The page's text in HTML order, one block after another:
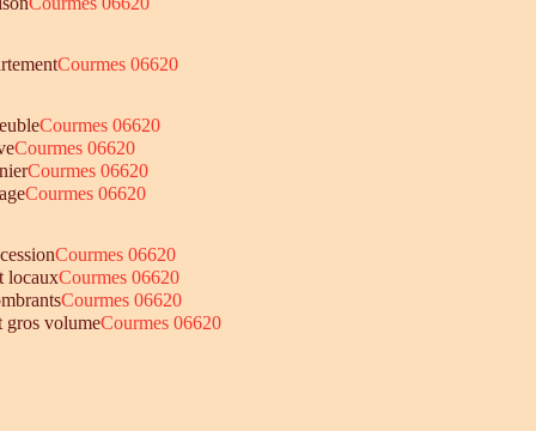
Courmes 06620
Courmes 06620
Courmes 06620
Courmes 06620
Courmes 06620
Courmes 06620
locauxCourmes 06620
Courmes 06620
gros volumeCourmes 06620